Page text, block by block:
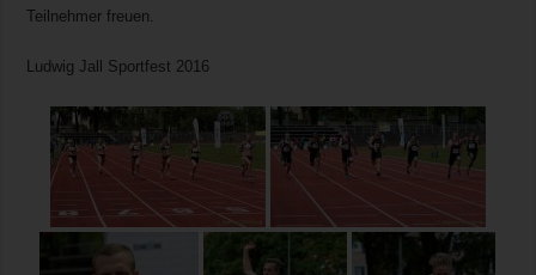
Teilnehmer freuen.
Ludwig Jall Sportfest 2016